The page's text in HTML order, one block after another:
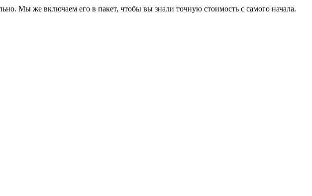
Мы же включаем его в пакет, чтобы вы знали точную стоимость с самого начала.